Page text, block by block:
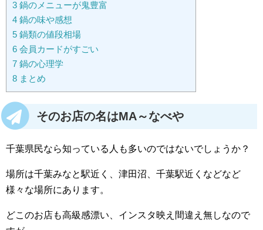
3 鍋のメニューが鬼豊富
4 鍋の味や感想
5 鍋類の値段相場
6 会員カードがすごい
7 鍋の心理学
8 まとめ
そのお店の名はMA～なべや
千葉県民なら知っている人も多いのではないでしょうか？
場所は千葉みなと駅近く、津田沼、千葉駅近くなどなど
様々な場所にあります。
どこのお店も高級感漂い、インスタ映え間違え無しなので